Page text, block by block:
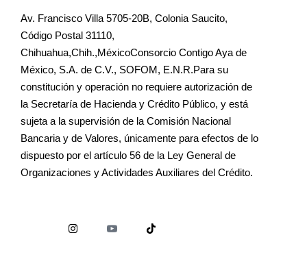
Av. Francisco Villa 5705-20B, Colonia Saucito,
Código Postal 31110,
Chihuahua,Chih.,MéxicoConsorcio Contigo Aya de
México, S.A. de C.V., SOFOM, E.N.R.Para su
constitución y operación no requiere autorización de
la Secretaría de Hacienda y Crédito Público, y está
sujeta a la supervisión de la Comisión Nacional
Bancaria y de Valores, únicamente para efectos de lo
dispuesto por el artículo 56 de la Ley General de
Organizaciones y Actividades Auxiliares del Crédito.